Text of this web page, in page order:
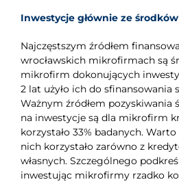
Inwestycje głównie ze środków
Najczęstszym źródłem
wrocławskich mikrofirmach są
mikrofirm dokonujących
2 lat użyło ich do sfinansowania
Ważnym źródłem pozyskiwania
na inwestycje są dla mikrofirm
korzystało 33% badanych. Warto
nich korzystało zarówno z
własnych. Szczególnego
inwestując mikrofirmy rzadko